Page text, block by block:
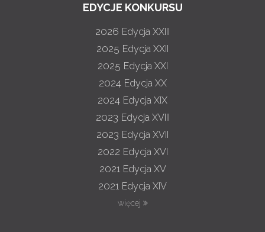
EDYCJE KONKURSU
2026 Edycja XXIII
2025 Edycja XXII
2025 Edycja XXI
2024 Edycja XX
2024 Edycja XIX
2023 Edycja XVIII
2023 Edycja XVII
2022 Edycja XVI
2021 Edycja XV
2021 Edycja XIV
więcej